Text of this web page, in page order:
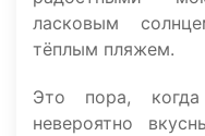
ласковым
тёплым пляжем.
Это пора,
невероятно